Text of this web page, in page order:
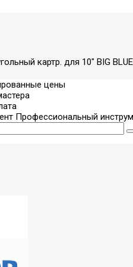
картр. для 10" BIG BLUE
цены
Профессиональный